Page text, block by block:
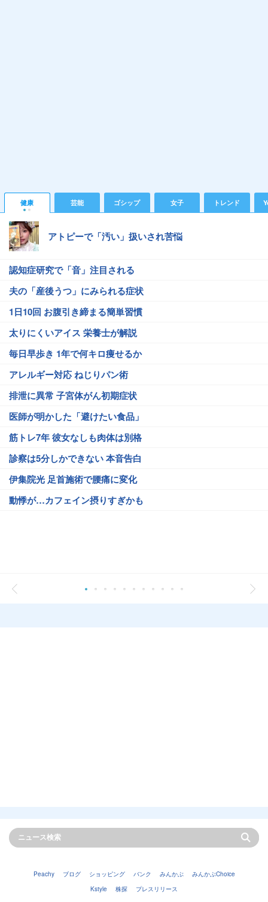
健康 芸能 ゴシップ 女子 トレンド
アトピーで「汚い」扱いされ苦悩
認知症研究で「音」注目される
夫の「産後うつ」にみられる症状
1日10回 お腹引き締まる簡単習慣
太りにくいアイス 栄養士が解説
毎日早歩き 1年で何キロ痩せるか
アレルギー対応 ねじりパン術
排泄に異常 子宮体がん初期症状
医師が明かした「避けたい食品」
筋トレ7年 彼女なしも肉体は別格
診察は5分しかできない 本音告白
伊集院光 足首施術で腰痛に変化
動悸が…カフェイン摂りすぎかも
Peachy ブログ ショッピング バンク みんかぶ
みんかぶChoice
Kstyle
株探 プレスリリース